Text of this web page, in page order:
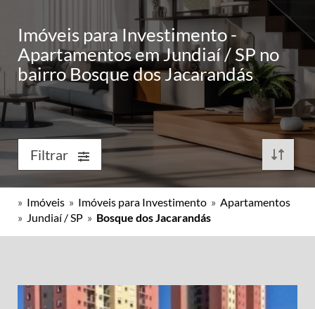
Imóveis para Investimento -
Apartamentos em Jundiaí / SP no
bairro Bosque dos Jacarandás
Filtrar
» Imóveis » Imóveis para Investimento » Apartamentos
» Jundiaí / SP » Bosque dos Jacarandás